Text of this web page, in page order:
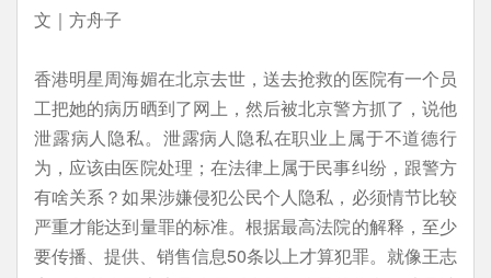
文｜方舟子
香港明星周海媚在北京去世，送去抢救的医院有一个员
工把她的病历晒到了网上，然后被北京警方抓了，说他
泄露病人隐私。泄露病人隐私在职业上属于不道德行
为，应该由医院处理；在法律上属于民事纠纷，跟警方
有啥关系？如果涉嫌侵犯公民个人隐私，必须情节比较
严重才能达到量罪的标准。根据最高法院的解释，至少
要传播、提供、销售信息50条以上才算犯罪。就像王志